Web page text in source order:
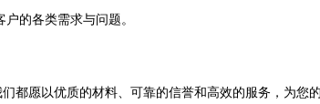
的各类需求与问题。
都愿以优质的材料、可靠的信誉和高效的服务，为您